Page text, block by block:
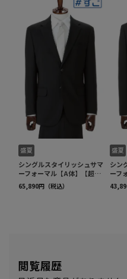
閲覧履歴